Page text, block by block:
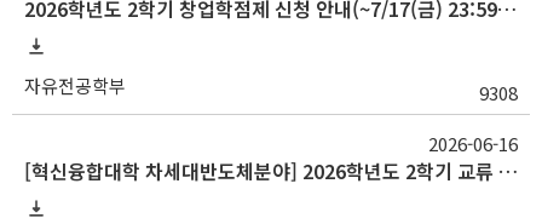
2026학년도 2학기 창업학점제 신청 안내(~7/17(금) 23:59, 창업지원단)
자유전공학부 9308
[혁신융합대학 차세대반도체분야] 2026학년도 2학기 교류 수학 신청 안내(포항공대)
2026-06-16